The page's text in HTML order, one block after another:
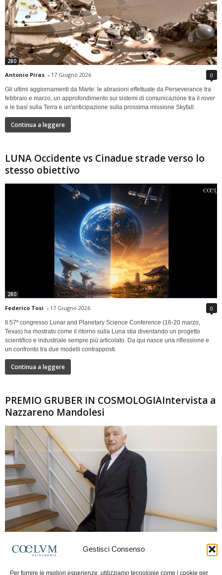
Gestisci Consenso
Per fornire le migliori esperienze, utilizziamo tecnologie come i cookie per
280
Antonio Piras - 17 Giugno 2026 0
Gli ultimi aggiornamenti da Marte: le abrasioni effettuate da Perseverance tra
febbraio e marzo, un approfondimento sui sistemi di comunicazione tra il rover
e le basi sulla Terra e un'anticipazione sulla prossima missione Skyfall
Continua a leggere
LUNA Occidente vs Cinadue strade verso lo
stesso obiettivo
280
Federico Tosi - 17 Giugno 2026 0
Il 57º congresso Lunar and Planetary Science Conference (16-20 marzo,
Texas) ha mostrato come il ritorno sulla Luna stia diventando un progetto
scientifico e industriale sempre più articolato. Da qui nasce una riflessione e
un confronto tra due modelli contrapposti.
Continua a leggere
PREMIO GRUBER IN COSMOLOGIAIntervista a
Nazzareno Mandolesi
Frida Paolella - 16 Giugno 2026 0
spaziale europea e della missione Planck. Il dialogo ripercorre i principali